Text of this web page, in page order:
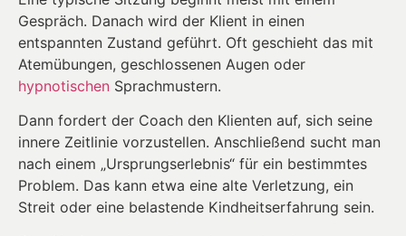
Gespräch. Danach wird der Klient in einen
entspannten Zustand geführt. Oft geschieht das mit
Atemübungen, geschlossenen Augen oder
hypnotischen Sprachmustern.
Dann fordert der Coach den Klienten auf, sich seine
innere Zeitlinie vorzustellen. Anschließend sucht man
nach einem „Ursprungserlebnis“ für ein bestimmtes
Problem. Das kann etwa eine alte Verletzung, ein
Streit oder eine belastende Kindheitserfahrung sein.